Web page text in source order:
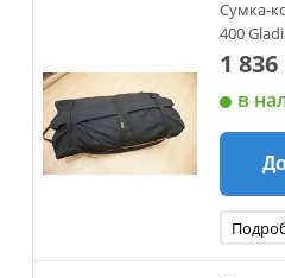
Сумка-
400
1
в